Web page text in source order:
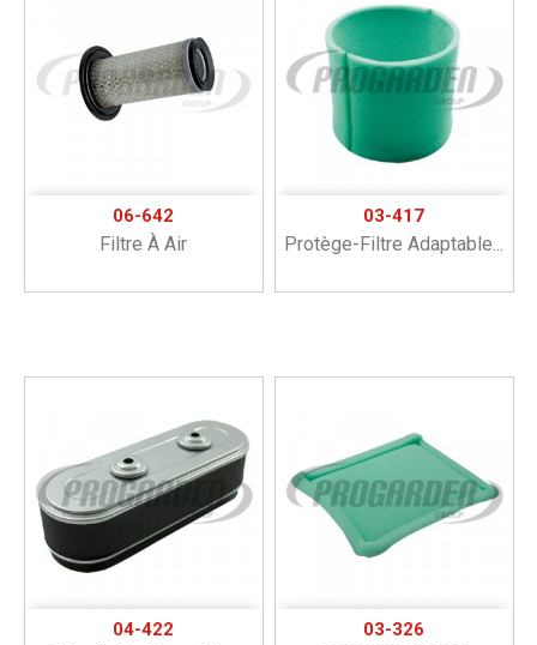
06-642
Filtre À Air
03-417
Protège-Filtre Adaptable...
04-422 03-326